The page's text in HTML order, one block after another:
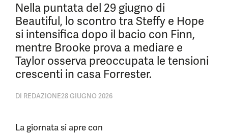
Nella puntata del 29 giugno di
Beautiful, lo scontro tra Steffy e Hope
si intensifica dopo il bacio con Finn,
mentre Brooke prova a mediare e
Taylor osserva preoccupata le tensioni
crescenti in casa Forrester.
DI REDAZIONE28 GIUGNO 2026
La giornata si apre con